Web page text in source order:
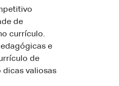
de
currículo.
e
de
dicas valiosas